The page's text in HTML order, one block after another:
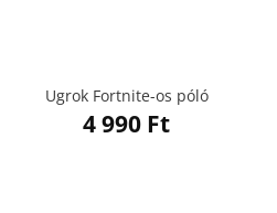
Ugrok Fortnite-os póló
4 990 Ft